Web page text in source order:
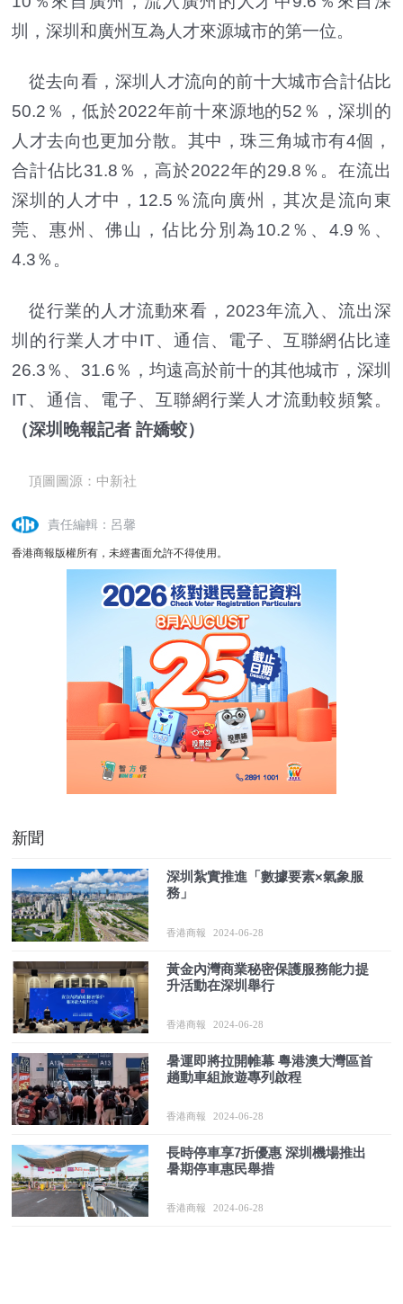
圳，深圳和廣州互為人才來源城市的第一位。
從去向看，深圳人才流向的前十大城市合計佔比
50.2％，低於2022年前十來源地的52％，深圳的
人才去向也更加分散。其中，珠三角城市有4個，
合計佔比31.8％，高於2022年的29.8％。在流出
深圳的人才中，12.5％流向廣州，其次是流向東
莞、惠州、佛山，佔比分別為10.2％、4.9％、
4.3％。
從行業的人才流動來看，2023年流入、流出深
圳的行業人才中IT、通信、電子、互聯網佔比達
26.3％、31.6％，均遠高於前十的其他城市，深圳
IT、通信、電子、互聯網行業人才流動較頻繁。
（深圳晚報記者 許嬌蛟）
頂圖圖源：中新社
責任編輯：呂馨
香港商報版權所有，未經書面允許不得使用。
新聞
深圳紮實推進「數據要素×氣象服
務」
香港商報 2024-06-28
黃金內灣商業秘密保護服務能力提
升活動在深圳舉行
香港商報 2024-06-28
暑運即將拉開帷幕 粵港澳大灣區首
趟動車組旅遊專列啟程
香港商報 2024-06-28
長時停車享7折優惠 深圳機場推出
暑期停車惠民舉措
香港商報 2024-06-28